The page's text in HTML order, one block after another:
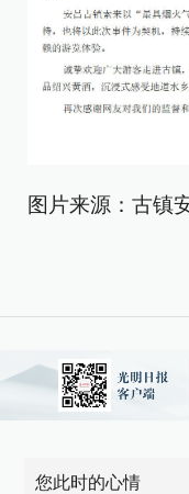
图片来源：古镇
您此时的心情